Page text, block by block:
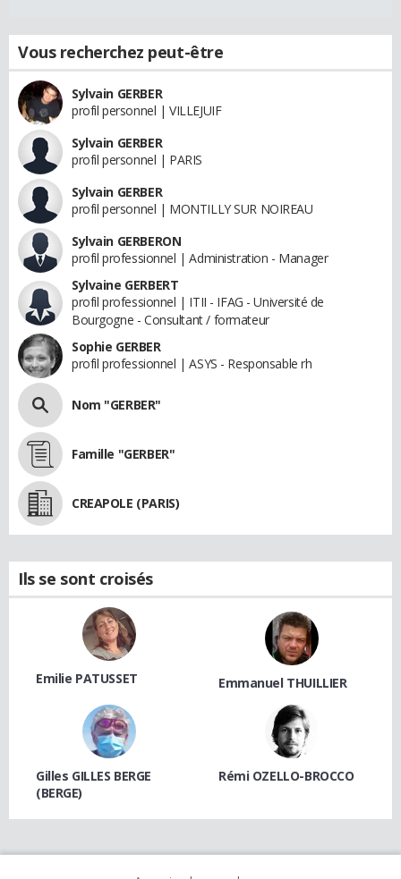
Vous recherchez peut-être
Sylvain GERBER
profil personnel | VILLEJUIF
Sylvain GERBER
profil personnel | PARIS
Sylvain GERBER
profil personnel | MONTILLY SUR NOIREAU
Sylvain GERBERON
profil professionnel | Administration - Manager
Sylvaine GERBERT
profil professionnel | ITII - IFAG - Université de
Bourgogne - Consultant / formateur
Sophie GERBER
profil professionnel | ASYS - Responsable rh
Nom "GERBER"
Famille "GERBER"
CREAPOLE (PARIS)
Ils se sont croisés
Emilie PATUSSET Emmanuel THUILLIER
Gilles GILLES BERGE
(BERGE)
Rémi OZELLO-BROCCO